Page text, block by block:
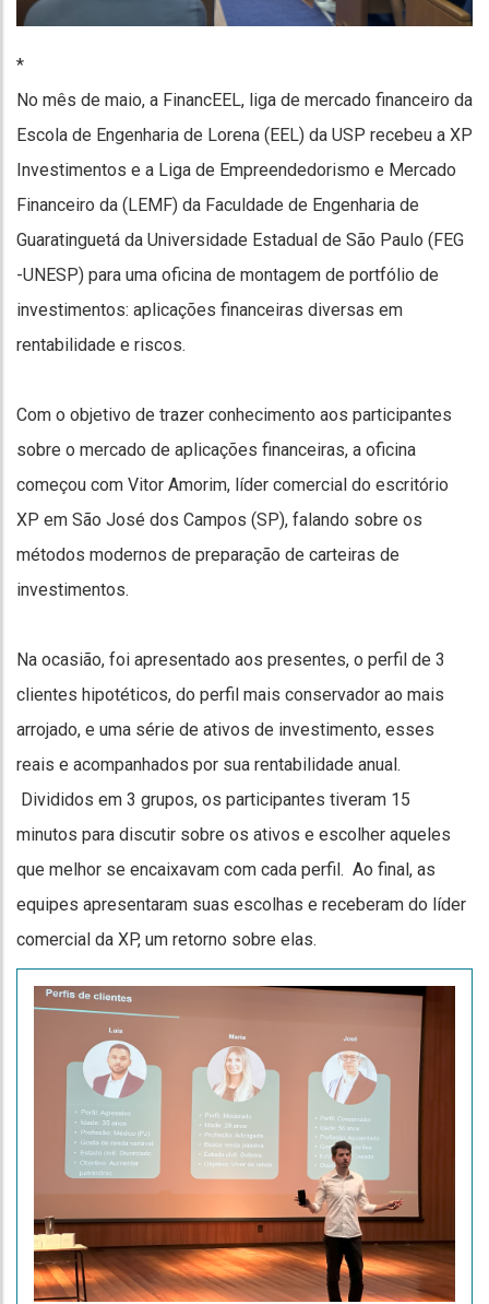
*
No mês de maio, a FinancEEL, liga de mercado financeiro da
Escola de Engenharia de Lorena (EEL) da USP recebeu a XP
Investimentos e a Liga de Empreendedorismo e Mercado
Financeiro da (LEMF) da Faculdade de Engenharia de
Guaratinguetá da Universidade Estadual de São Paulo (FEG
-UNESP) para uma oficina de montagem de portfólio de
investimentos: aplicações financeiras diversas em
rentabilidade e riscos.
Com o objetivo de trazer conhecimento aos participantes
sobre o mercado de aplicações financeiras, a oficina
começou com Vitor Amorim, líder comercial do escritório
XP em São José dos Campos (SP), falando sobre os
métodos modernos de preparação de carteiras de
investimentos.
Na ocasião, foi apresentado aos presentes, o perfil de 3
clientes hipotéticos, do perfil mais conservador ao mais
arrojado, e uma série de ativos de investimento, esses
reais e acompanhados por sua rentabilidade anual.
Divididos em 3 grupos, os participantes tiveram 15
minutos para discutir sobre os ativos e escolher aqueles
que melhor se encaixavam com cada perfil. Ao final, as
equipes apresentaram suas escolhas e receberam do líder
comercial da XP, um retorno sobre elas.